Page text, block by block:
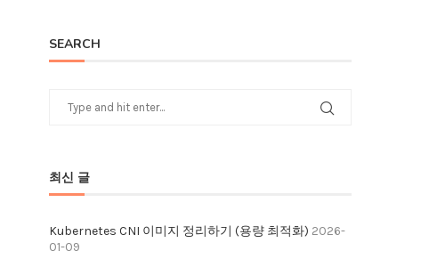
SEARCH
최신 글
Kubernetes CNI 이미지 정리하기 (용량 최적화) 2026-
01-09